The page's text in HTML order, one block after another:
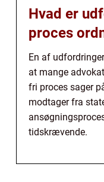
Hvad er
proces
En af
at mange
fri proces sager
modtager fra
tidskrævende.